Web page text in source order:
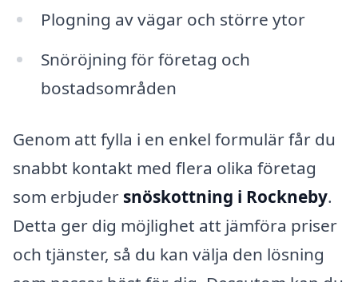
Plogning av vägar och större ytor
Snöröjning för företag och
bostadsområden
Genom att fylla i en enkel formulär får du
snabbt kontakt med flera olika företag
som erbjuder snöskottning i Rockneby.
Detta ger dig möjlighet att jämföra priser
och tjänster, så du kan välja den lösning